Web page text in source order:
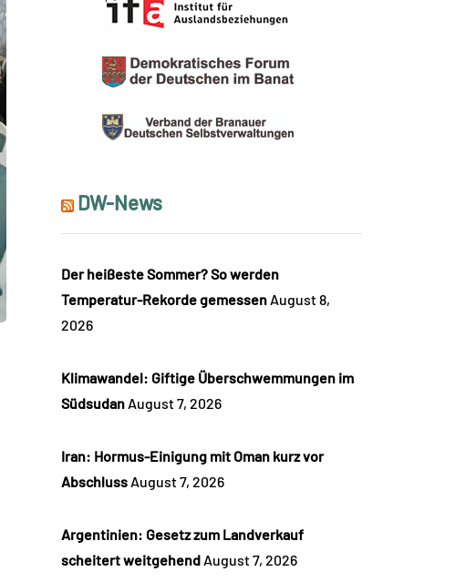
DW-News
Der heißeste Sommer? So werden
Temperatur-Rekorde gemessen August 8,
2026
Klimawandel: Giftige Überschwemmungen im
Südsudan August 7, 2026
Iran: Hormus-Einigung mit Oman kurz vor
Abschluss August 7, 2026
Argentinien: Gesetz zum Landverkauf
scheitert weitgehend August 7, 2026